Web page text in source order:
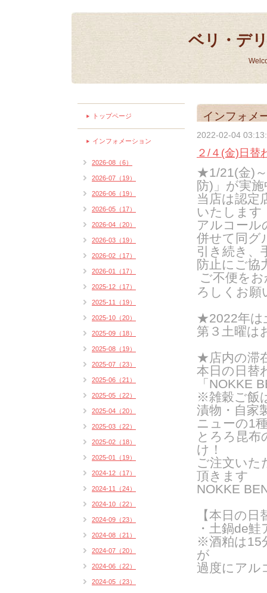
ベリ・デ
インフォメ
2022-02-04
２/４(金)日替
★1/21(金)
防)」が実施
当店は認定
いたします
アルコール
併せて同グ
引き続き、
防止にご協
ご不便を
ろしくお願
★2022年は
第３土曜は
★店内の滞
本日の日替
「NOKKE
※雑穀ご飯
漬物・自家
ニューの1
とろろ昆布
け！
ご注文いた
頂きます
NOKKE
【本日の
・土鍋de
※酒粕は15
が
過度にアル
トップページ
インフォメーション
2026-08（6）
2026-07（19）
2026-06（19）
2026-05（17）
2026-04（20）
2026-03（19）
2026-02（17）
2026-01（17）
2025-12（17）
2025-11（19）
2025-10（20）
2025-09（18）
2025-08（19）
2025-07（23）
2025-06（21）
2025-05（22）
2025-04（20）
2025-03（22）
2025-02（18）
2025-01（19）
2024-12（17）
2024-11（24）
2024-10（22）
2024-09（23）
2024-08（21）
2024-07（20）
2024-06（22）
2024-05（23）